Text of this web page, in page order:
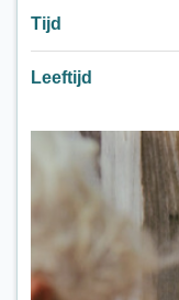
Tijd
Leeftijd